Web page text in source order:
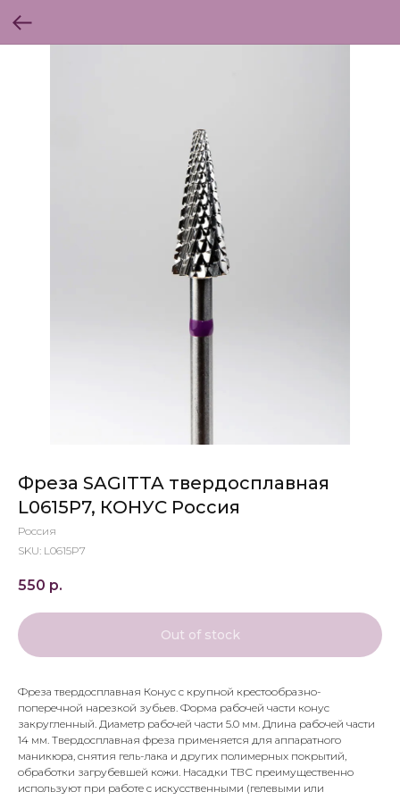
Фреза SAGITTA твердосплавная
L0615P7, КОНУС Россия
Россия
SKU: L0615P7
550 р.
Out of stock
Фреза твердосплавная Конус с крупной крестообразно-
поперечной нарезкой зубьев. Форма рабочей части конус
закругленный. Диаметр рабочей части 5.0 мм. Длина рабочей части
14 мм. Твердосплавная фреза применяется для аппаратного
маникюра, снятия гель-лака и других полимерных покрытий,
обработки загрубевшей кожи. Насадки ТВС преимущественно
используют при работе с искусственными (гелевыми или